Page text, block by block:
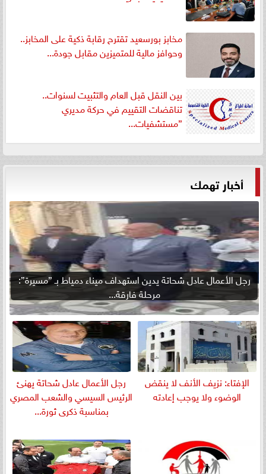
مخابز بورسعيد تقترح رقابة ذكية على المخابز..
وحوافز مالية للمتميزين مقابل جودة...
بين النقل قبل العام والتثبيت لسنوات..
تناقضات التقييم في حركة مديري
”مستشفيات...
أخبار تهمك
رجل الأعمال عادل شحاتة يدين استهداف ميناء دمياط بـ ”مسيرة”:
مرحلة فارقة...
الإفتاء: نزيف الأنف لا ينقض
الوضوء ولا يوجب إعادته
رجل الأعمال عادل شحاتة يهنئ
الرئيس السيسي والشعب المصري
بمناسبة ذكرى ثورة...